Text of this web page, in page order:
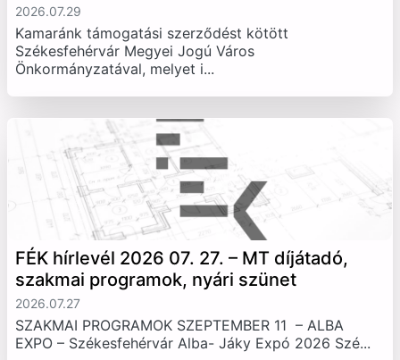
2026.07.29
Kamaránk támogatási szerződést kötött
Székesfehérvár Megyei Jogú Város
Önkormányzatával, melyet i...
FÉK hírlevél 2026 07. 27. – MT díjátadó,
szakmai programok, nyári szünet
2026.07.27
SZAKMAI PROGRAMOK SZEPTEMBER 11 – ALBA
EXPO – Székesfehérvár Alba- Jáky Expó 2026 Szé...